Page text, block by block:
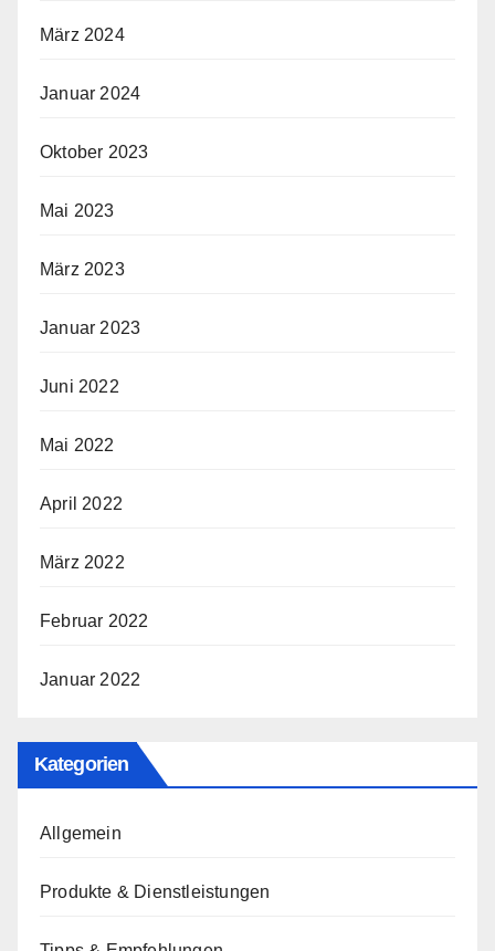
März 2024
Januar 2024
Oktober 2023
Mai 2023
März 2023
Januar 2023
Juni 2022
Mai 2022
April 2022
März 2022
Februar 2022
Januar 2022
Kategorien
Allgemein
Produkte & Dienstleistungen